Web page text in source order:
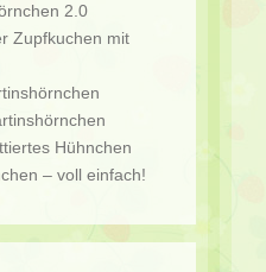
2.0
Zupfkuchen mit
Hühnchen
– voll einfach!